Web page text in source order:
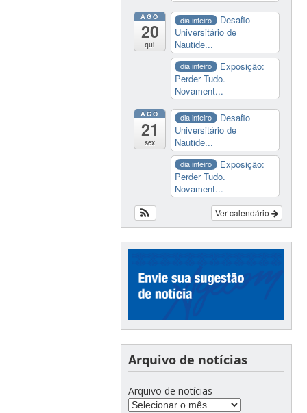
AGO
20
qui
dia inteiro
Desafio
Universitário de
Nautide...
dia inteiro
Exposição:
Perder Tudo.
Novament...
AGO
21
sex
dia inteiro
Desafio
Universitário de
Nautide...
dia inteiro
Exposição:
Perder Tudo.
Novament...
Ver calendário
Arquivo de notícias
Arquivo de notícias